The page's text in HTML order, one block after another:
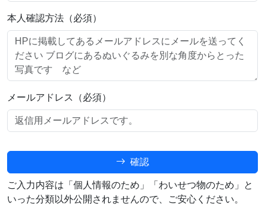
本人確認方法（必須）
メールアドレス（必須）
確認
ご入力内容は「個人情報のため」「わいせつ物のため」と
いった分類以外公開されませんので、ご安心ください。